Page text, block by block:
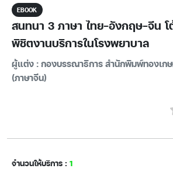
EBOOK
สนทนา 3 ภาษา ไทย-อังกฤษ-จีน โ
พิชิตงานบริการในโรงพยาบาล
ผู้แต่ง : กองบรรณาธิการ สำนักพิมพ์ทองเก
(ภาษาจีน)
จำนวนให้บริการ : 1